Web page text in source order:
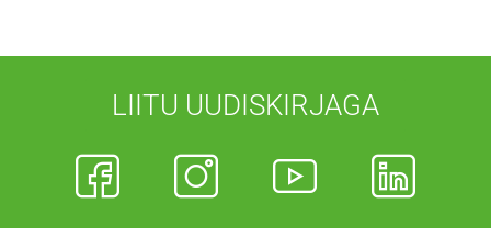
LIITU UUDISKIRJAGA